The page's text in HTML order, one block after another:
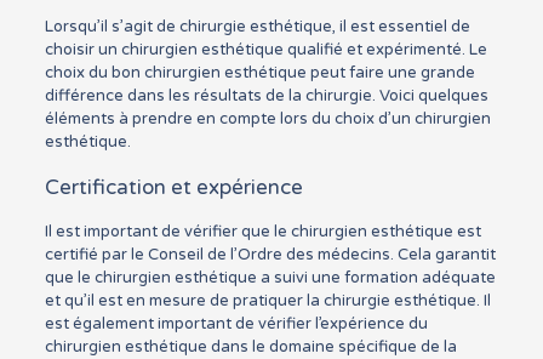
Lorsqu’il s’agit de chirurgie esthétique, il est essentiel de
choisir un chirurgien esthétique qualifié et expérimenté. Le
choix du bon chirurgien esthétique peut faire une grande
différence dans les résultats de la chirurgie. Voici quelques
éléments à prendre en compte lors du choix d’un chirurgien
esthétique.
Certification et expérience
Il est important de vérifier que le chirurgien esthétique est
certifié par le Conseil de l’Ordre des médecins. Cela garantit
que le chirurgien esthétique a suivi une formation adéquate
et qu’il est en mesure de pratiquer la chirurgie esthétique. Il
est également important de vérifier l’expérience du
chirurgien esthétique dans le domaine spécifique de la